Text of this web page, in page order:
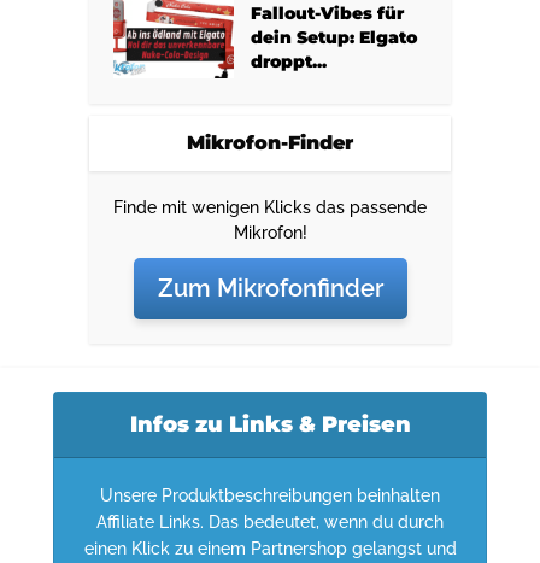
Fallout-Vibes für
dein Setup: Elgato
droppt...
Mikrofon-Finder
Finde mit wenigen Klicks das passende
Mikrofon!
Zum Mikrofonfinder
Infos zu Links & Preisen
Unsere Produktbeschreibungen beinhalten
Affiliate Links. Das bedeutet, wenn du durch
einen Klick zu einem Partnershop gelangst und